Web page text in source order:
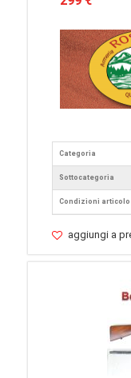
Categoria
Sottocategoria
Condizioni articolo
aggiungi a